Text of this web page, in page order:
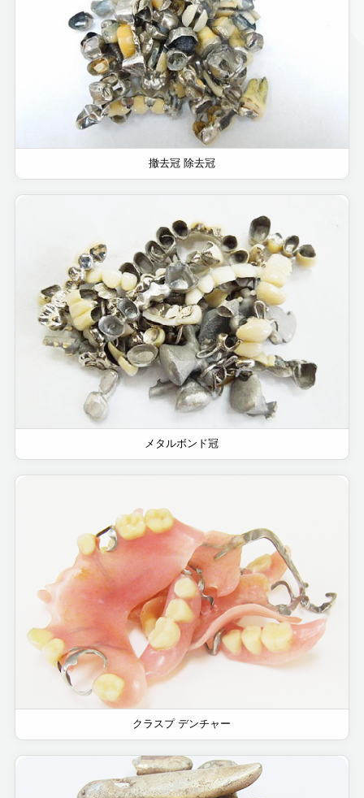
撤去冠 除去冠
メタルボンド冠
クラスプ デンチャー